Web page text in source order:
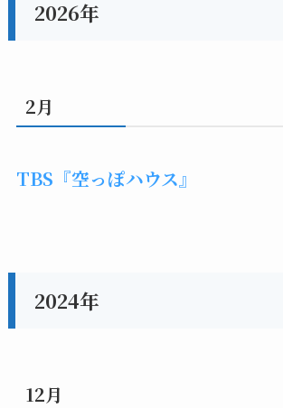
2026年
2月
TBS『空っぽハウス』
2024年
12月